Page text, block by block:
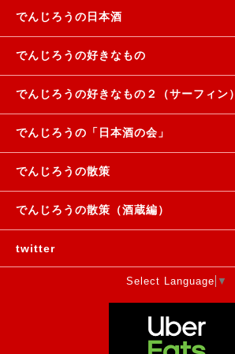
でんじろうの日本酒
でんじろうの好きなもの
でんじろうの好きなもの２（サーフィン）
でんじろうの「日本酒の会」
でんじろうの散策
でんじろうの散策（酒蔵編）
twitter
Select Language ▼